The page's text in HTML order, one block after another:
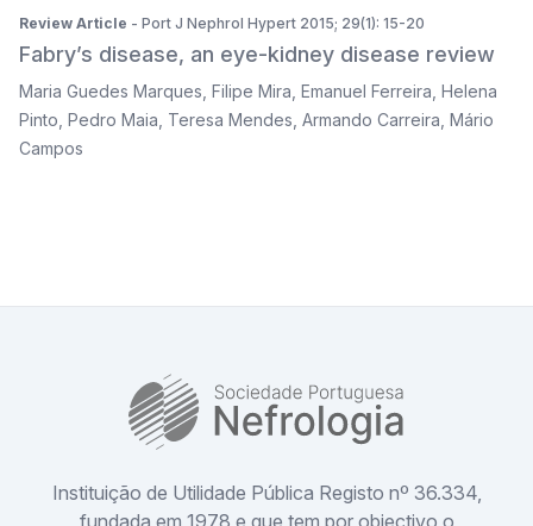
Review Article - Port J Nephrol Hypert 2015; 29(1): 15-20
Fabry’s disease, an eye-kidney disease review
Maria Guedes Marques Filipe Mira Emanuel Ferreira Helena
Pinto Pedro Maia Teresa Mendes Armando Carreira Mário
Campos
Instituição de Utilidade Pública Registo nº 36.334,
fundada em 1978 e que tem por objectivo o